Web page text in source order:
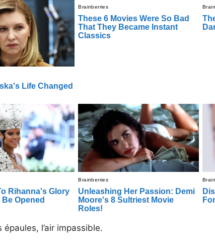
épaules, l’air impassible.